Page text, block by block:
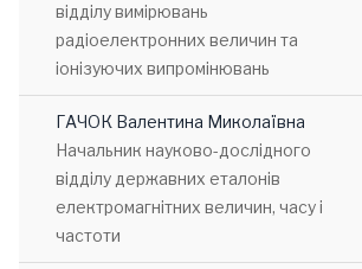
відділу вимірювань
радіоелектронних величин та
іонізуючих випромінювань
ГАЧОК Валентина Миколаївна
Начальник науково-дослідного
відділу державних еталонів
електромагнітних величин, часу і
частоти